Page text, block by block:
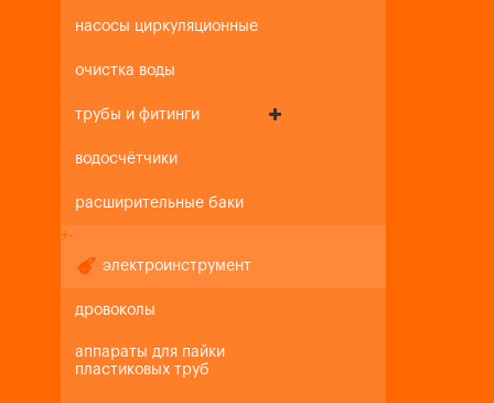
насосы циркуляционные
очистка воды
трубы и фитинги
водосчётчики
расширительные баки
+-
электроинструмент
дровоколы
аппараты для пайки
пластиковых труб